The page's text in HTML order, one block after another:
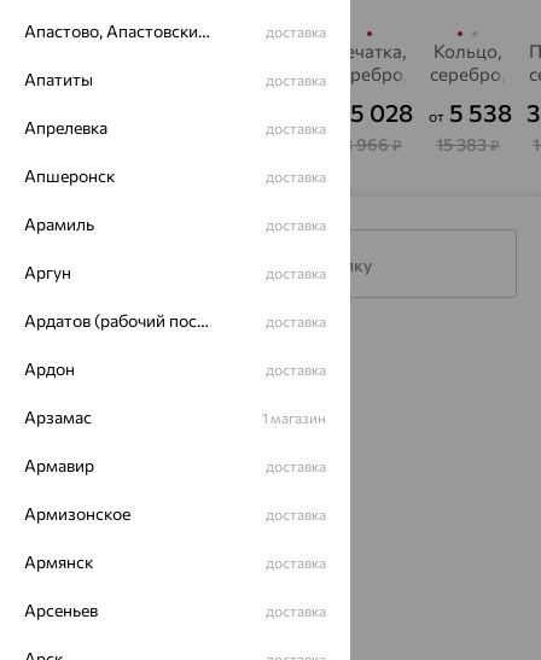
серебро,
9 614
серебро,
Печатка,
серебро,
5 028 ₽
13 966₽
Кольцо,
серебро,
Aquamarine
от 5 538 ₽
15 383₽
Подписаться на рассылку
О нас
Магазины и доставка г. Липецк
еще 3
Апастово, Апастовский район доставка
Апатиты доставка
Апрелевка доставка
Апшеронск доставка
Арамиль доставка
Аргун доставка
Ардатов (рабочий поселок) доставка
Ардон доставка
Арзамас 1 магазин
Армавир доставка
Армизонское доставка
Армянск доставка
Арсеньев доставка